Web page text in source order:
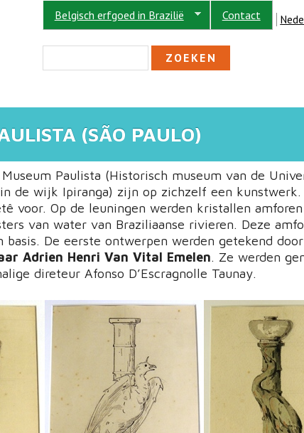
Belgisch erfgoed in Brazilië Contact
ZOEKVELD
(SÃO PAULO)
Paulista (Historisch museum van de
de wijk Ipiranga) zijn op zichzelf een kunstwerk.
voor. Op de leuningen werden kristallen amforen
van water van Braziliaanse rivieren. Deze
basis. De eerste ontwerpen werden getekend
Adrien Henri Van Vital Emelen. Ze werden
direteur Afonso D’Escragnolle Taunay.